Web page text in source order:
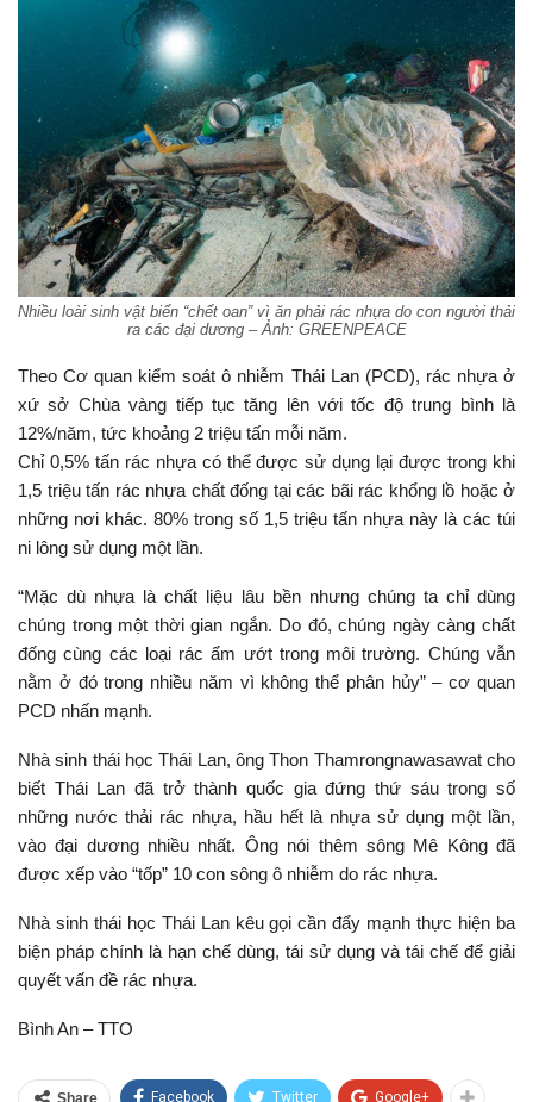
Nhiều loài sinh vật biển “chết oan” vì ăn phải rác nhựa do con người thải
ra các đại dương – Ảnh: GREENPEACE
Theo Cơ quan kiểm soát ô nhiễm Thái Lan (PCD), rác nhựa ở
xứ sở Chùa vàng tiếp tục tăng lên với tốc độ trung bình là
12%/năm, tức khoảng 2 triệu tấn mỗi năm.
Chỉ 0,5% tấn rác nhựa có thể được sử dụng lại được trong khi
1,5 triệu tấn rác nhựa chất đống tại các bãi rác khổng lồ hoặc ở
những nơi khác. 80% trong số 1,5 triệu tấn nhựa này là các túi
ni lông sử dụng một lần.
“Mặc dù nhựa là chất liệu lâu bền nhưng chúng ta chỉ dùng
chúng trong một thời gian ngắn. Do đó, chúng ngày càng chất
đống cùng các loại rác ẩm ướt trong môi trường. Chúng vẫn
nằm ở đó trong nhiều năm vì không thể phân hủy” – cơ quan
PCD nhấn mạnh.
Nhà sinh thái học Thái Lan, ông Thon Thamrongnawasawat cho
biết Thái Lan đã trở thành quốc gia đứng thứ sáu trong số
những nước thải rác nhựa, hầu hết là nhựa sử dụng một lần,
vào đại dương nhiều nhất. Ông nói thêm sông Mê Kông đã
được xếp vào “tốp” 10 con sông ô nhiễm do rác nhựa.
Nhà sinh thái học Thái Lan kêu gọi cần đẩy mạnh thực hiện ba
biện pháp chính là hạn chế dùng, tái sử dụng và tái chế để giải
quyết vấn đề rác nhựa.
Bình An – TTO
Share Facebook Twitter Google+